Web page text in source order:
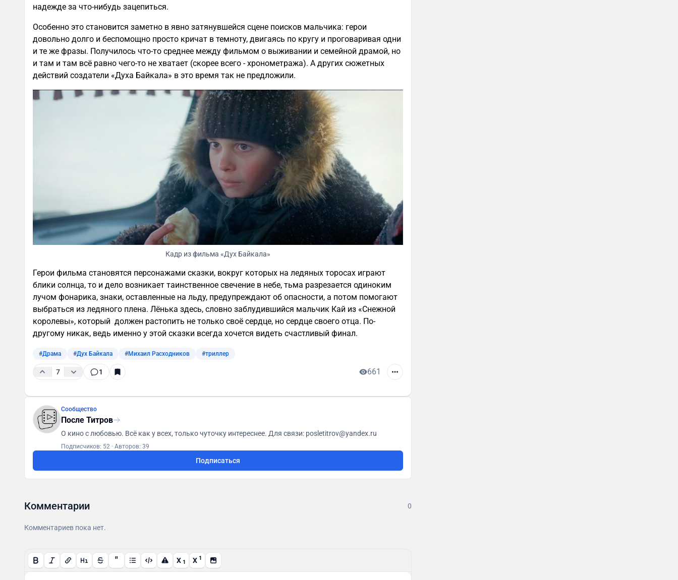
надежде за что-нибудь зацепиться.
Особенно это становится заметно в явно затянувшейся сцене поисков мальчика: герои
довольно долго и беспомощно просто кричат в темноту, двигаясь по кругу и проговаривая одни
и те же фразы. Получилось что-то среднее между фильмом о выживании и семейной драмой, но
и там и там всё равно чего-то не хватает (скорее всего - хронометража). А других сюжетных
действий создатели «Духа Байкала» в это время так не предложили.
Кадр из фильма «Дух Байкала»
Герои фильма становятся персонажами сказки, вокруг которых на ледяных торосах играют
блики солнца, то и дело возникает таинственное свечение в небе, тьма разрезается одиноким
лучом фонарика, знаки, оставленные на льду, предупреждают об опасности, а потом помогают
выбраться из ледяного плена. Лёнька здесь, словно заблудившийся мальчик Кай из «Снежной
королевы», который должен растопить не только своё сердце, но сердце своего отца. По-
другому никак, ведь именно у этой сказки всегда хочется видеть счастливый финал.
#Драма #Дух Байкала #Михаил Расходников #триллер
7 1 661
Сообщество
После Титров
О кино с любовью. Всё как у всех, только чуточку интереснее. Для связи: posletitrov@yandex.ru
Подписчиков: 52 · Авторов: 39
Подписаться
Комментарии 0
Комментариев пока нет.
" X 1 X 1